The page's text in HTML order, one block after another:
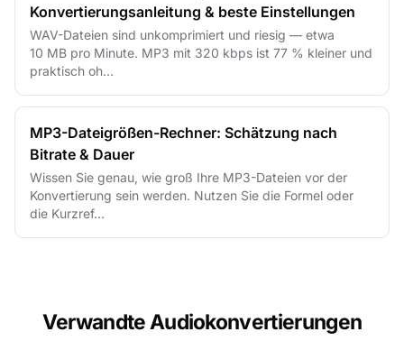
Konvertierungsanleitung & beste Einstellungen
WAV-Dateien sind unkomprimiert und riesig — etwa
10 MB pro Minute. MP3 mit 320 kbps ist 77 % kleiner und
praktisch oh...
MP3-Dateigrößen-Rechner: Schätzung nach
Bitrate & Dauer
Wissen Sie genau, wie groß Ihre MP3-Dateien vor der
Konvertierung sein werden. Nutzen Sie die Formel oder
die Kurzref...
Verwandte Audiokonvertierungen